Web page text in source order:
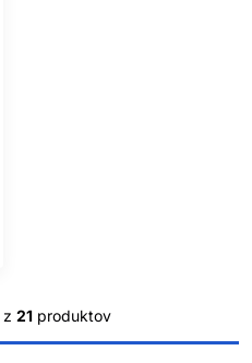
z 21 produktov